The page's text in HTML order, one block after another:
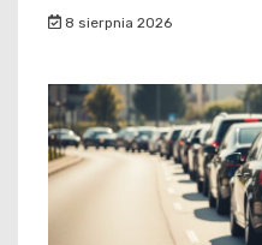
8 sierpnia 2026